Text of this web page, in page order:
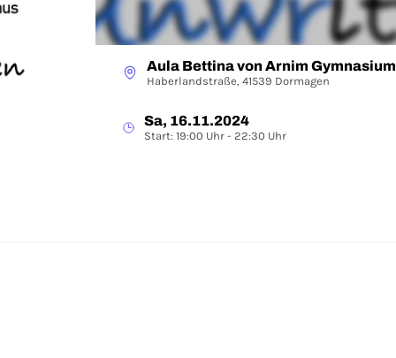
Aula Bettina von Arnim Gymnasium
Haberlandstraße, 41539 Dormagen
Sa, 16.11.2024
Start: 19:00 Uhr - 22:30 Uhr